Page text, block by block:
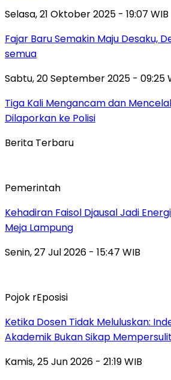
Selasa, 21 Oktober 2025 - 19:07 WIB
Fajar Baru Semakin Maju Desaku,
semua
Sabtu, 20 September 2025 - 09:25
Tiga Kali Mengancam dan
Dilaporkan ke Polisi
Berita Terbaru
Pemerintah
Kehadiran Faisol Djausal Jadi
Meja Lampung
Senin, 27 Jul 2026 - 15:47 WIB
Pojok rEposisi
Ketika Dosen Tidak Meluluskan:
Akademik Bukan Sikap
Kamis, 25 Jun 2026 - 21:19 WIB